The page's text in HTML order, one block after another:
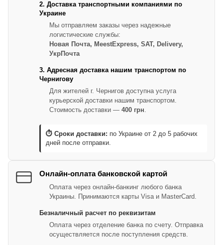
2. Доставка транспортными компаниями по
Украине
Мы отправляем заказы через надежные
логистические службы:
Новая Почта, MeestExpress, SAT, Delivery,
УкрПочта
3. Адресная доставка нашим транспортом по
Чернигову
Для жителей г. Чернигов доступна услуга
курьерской доставки нашим транспортом.
Стоимость доставки — 400 грн.
⏱ Сроки доставки: по Украине от 2 до 5 рабочих
дней после отправки.
Онлайн-оплата банковской картой
Оплата через онлайн-банкинг любого банка
Украины. Принимаются карты Visa и MasterCard.
Безналичный расчет по реквизитам
Оплата через отделение банка по счету. Отправка
осуществляется после поступления средств.